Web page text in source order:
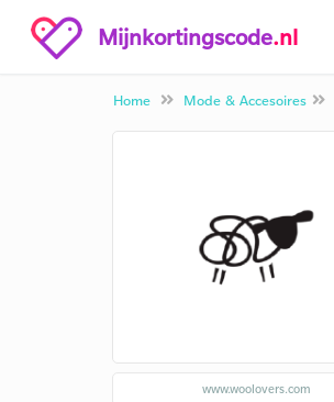
Mijnkortingscode.nl
Home Mode & Accesoires
www.woolovers.com